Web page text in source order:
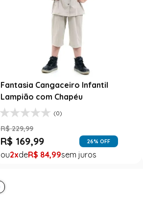
Fantasia Cangaceiro Infantil
Lampião com Chapéu
(0)
R$ 229,99
R$ 169,99 26% OFF
2 R$ 84,99